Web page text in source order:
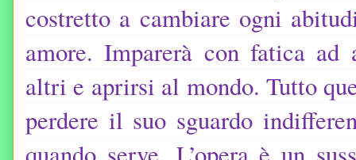
costretto a cambiare ogni
amore. Imparerà con fatica ad
altri e aprirsi al mondo. Tutto
perdere il suo sguardo